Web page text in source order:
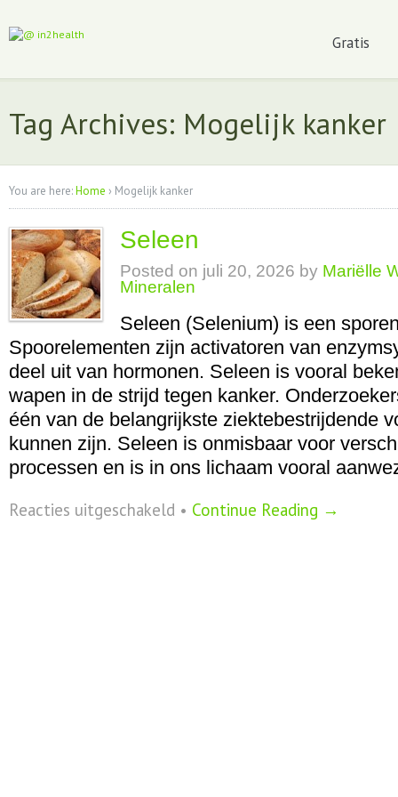
Gratis
Tag Archives: Mogelijk kanker
You are here:Home › Mogelijk kanker
Seleen
Posted on juli 20, 2026 by Mariëlle
Mineralen
Seleen (Selenium) is een
Spoorelementen zijn activatoren van
deel uit van hormonen. Seleen is vooral
wapen in de strijd tegen kanker.
één van de belangrijkste ziektebestrijdende
kunnen zijn. Seleen is onmisbaar voor
processen en is in ons lichaam vooral
Reacties uitgeschakeld voor
Seleen
• Continue Reading →